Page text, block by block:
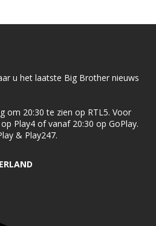
u het laatste Big Brother nieuws
om 20:30 te zien op RTL5. Voor
Play4 of vanaf 20:30 op GoPlay.
& Play247.